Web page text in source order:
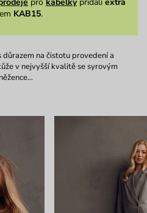
KAB15.
na čistotu provedení a
v nejvyšší kvalitě se syrovým